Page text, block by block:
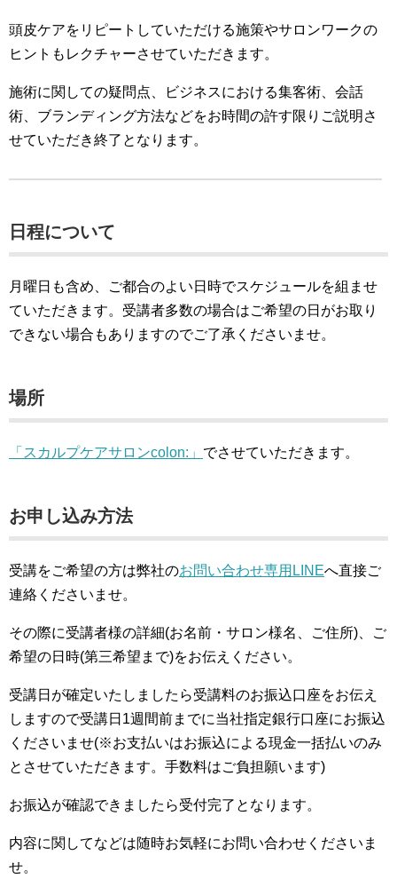
頭皮ケアをリピートしていただける施策やサロンワークの
ヒントもレクチャーさせていただきます。
施術に関しての疑問点、ビジネスにおける集客術、会話
術、ブランディング方法などをお時間の許す限りご説明さ
せていただき終了となります。
日程について
月曜日も含め、ご都合のよい日時でスケジュールを組ませ
ていただきます。受講者多数の場合はご希望の日がお取り
できない場合もありますのでご了承くださいませ。
場所
「スカルプケアサロンcolon:」 でさせていただきます。
お申し込み方法
受講をご希望の方は弊社のお問い合わせ専用LINEへ直接ご
連絡くださいませ。
その際に受講者様の詳細(お名前・サロン様名、ご住所)、ご
希望の日時(第三希望まで)をお伝えください。
受講日が確定いたしましたら受講料のお振込口座をお伝え
しますので受講日1週間前までに当社指定銀行口座にお振込
くださいませ(※お支払いはお振込による現金一括払いのみ
とさせていただきます。手数料はご負担願います)
お振込が確認できましたら受付完了となります。
内容に関してなどは随時お気軽にお問い合わせくださいま
せ。